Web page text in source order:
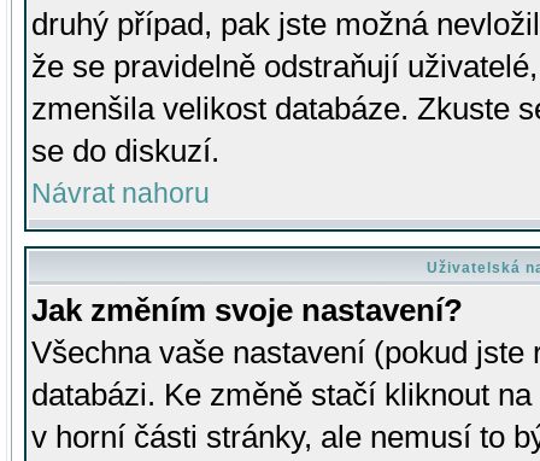
druhý případ, pak jste možná
že se pravidelně odstraňují
zmenšila velikost databáze. Zkuste
se do diskuzí.
Návrat nahoru
Uživatelská
Jak změním svoje nastavení?
Všechna vaše nastavení (pokud
databázi. Ke změně stačí kliknout
v horní části stránky, ale nemusí to